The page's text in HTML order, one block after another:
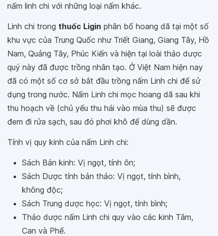
nấm linh chi với những loại nấm khác.
Linh chi trong thuốc Ligin phân bố hoang dã tại một số
khu vực của Trung Quốc như Triết Giang, Giang Tây, Hồ
Nam, Quảng Tây, Phúc Kiến và hiện tại loài thảo dược
quý này đã được trồng nhân tạo. Ở Việt Nam hiện nay
đã có một số cơ sở bắt đầu trồng nấm Linh chi để sử
dụng trong nước. Nấm Linh chi mọc hoang dã sau khi
thu hoạch về (chủ yếu thu hái vào mùa thu) sẽ được
đem đi rửa sạch, sau đó phơi khô để dùng dần.
Tính vị quy kinh của nấm Linh chi:
Sách Bản kinh: Vị ngọt, tính ôn;
Sách Dược tính bản thảo: Vị ngọt, tính bình,
không độc;
Sách Trung dược học: Vị ngọt, tính bình;
Thảo dược nấm Linh chi quy vào các kinh Tâm,
Can và Phế.